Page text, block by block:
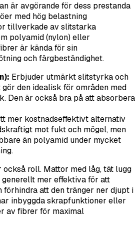
är avgörande för dess prestanda
med hög belastning
tillverkade av slitstarka
polyamid (nylon) eller
är kända för sin
och färgbeständighet.
Erbjuder utmärkt slitstyrka och
den idealisk för områden med
Den är också bra på att absorbera
mer kostnadseffektivt alternativ
mot fukt och mögel, men
än polyamid under mycket
roll. Mattor med låg, tät lugg
mer effektiva för att
förhindra att den tränger ner djupt i
inbyggda skrapfunktioner eller
av fibrer för maximal